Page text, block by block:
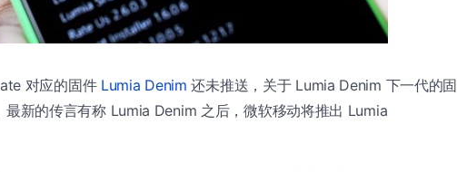
对应的固件 Lumia Denim 还未推送，关于 Lumia Denim 下一代的固
新的传言有称 Lumia Denim 之后，微软移动将推出 Lumia